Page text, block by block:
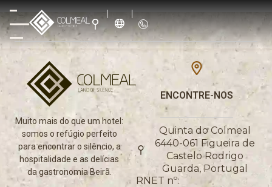
Muito mais do que um hotel:
somos o refúgio perfeito
para encontrar o silêncio, a
hospitalidade e as delícias
da gastronomia Beirã.
ENCONTRE-NOS
Quinta do Colmeal
6440-061 Figueira de
Castelo Rodrigo
Guarda, Portugal
RNET nº: